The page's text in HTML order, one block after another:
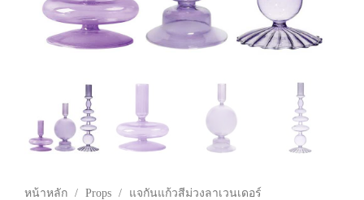
หน้าหลัก / Props / แจกันแก้วสีม่วงลาเวนเดอร์